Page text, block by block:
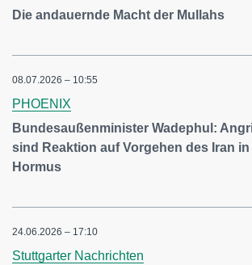
Die andauernde Macht der Mullahs
08.07.2026 – 10:55
PHOENIX
Bundesaußenminister Wadephul:
sind Reaktion auf Vorgehen des Iran
Hormus
24.06.2026 – 17:10
Stuttgarter Nachrichten